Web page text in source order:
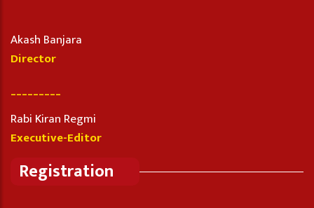
Akash Banjara
Director
_________
Rabi Kiran Regmi
Executive-Editor
Registration